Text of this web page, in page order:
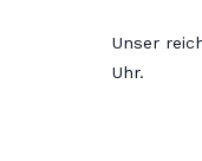
Unser
Uhr.